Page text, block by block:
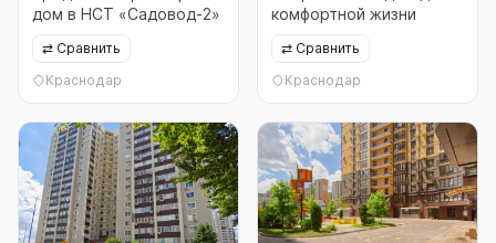
дом в НСТ «Садовод-2»
⇄ Сравнить
Краснодар
комфортной жизни
⇄ Сравнить
Краснодар